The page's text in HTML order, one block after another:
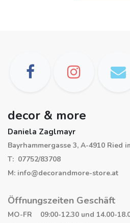
decor & more
Daniela Zaglmayr
Bayrhammergasse 3, A-4910 Ried
T: 07752/83708
M: info@decorandmore-store.at
Öffnungszeiten Geschäft
MO-FR 09:00-12.30 und 14.00-